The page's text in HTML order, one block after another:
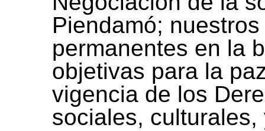
Piendamó;
permanentes en la
objetivas para la
vigencia de los
sociales,